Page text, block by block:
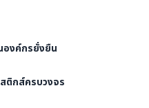
องค์กรยั่งยืน
ติกส์ครบวงจร